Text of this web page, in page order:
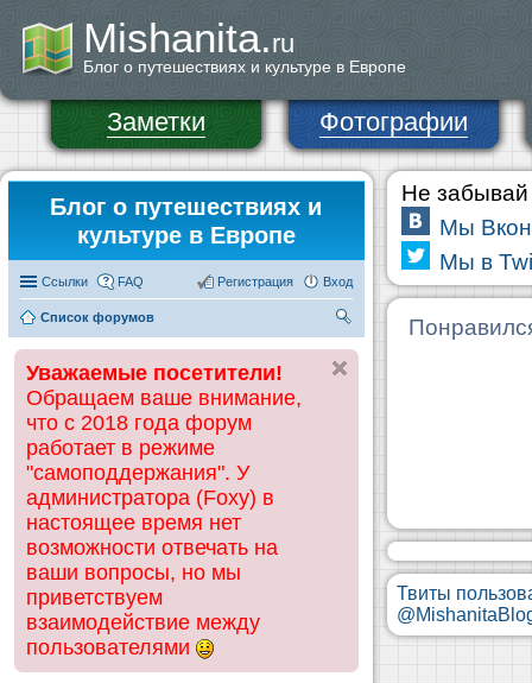
Mishanita.ru
Блог о путешествиях и культуре в Европе
Заметки Фотографии
Блог о путешествиях и
культуре в Европе
Ссылки FAQ Вход
Регистрация
Список форумов
ск
Уважаемые посетители!
Обращаем ваше внимание,
что с 2018 года форум
работает в режиме
"самоподдержания". У
администратора (Foxy) в
настоящее время нет
возможности отвечать на
ваши вопросы, но мы
приветствуем
взаимодействие между
пользователями
Не забывай
Мы
Мы в
Твиты